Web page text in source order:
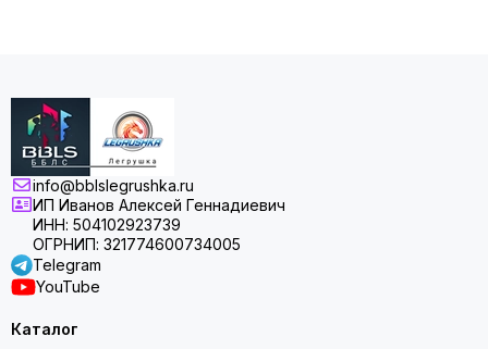
info@bblslegrushka.ru
ИП Иванов Алексей Геннадиевич
ИНН: 504102923739
ОГРНИП: 321774600734005
Telegram
YouTube
Каталог